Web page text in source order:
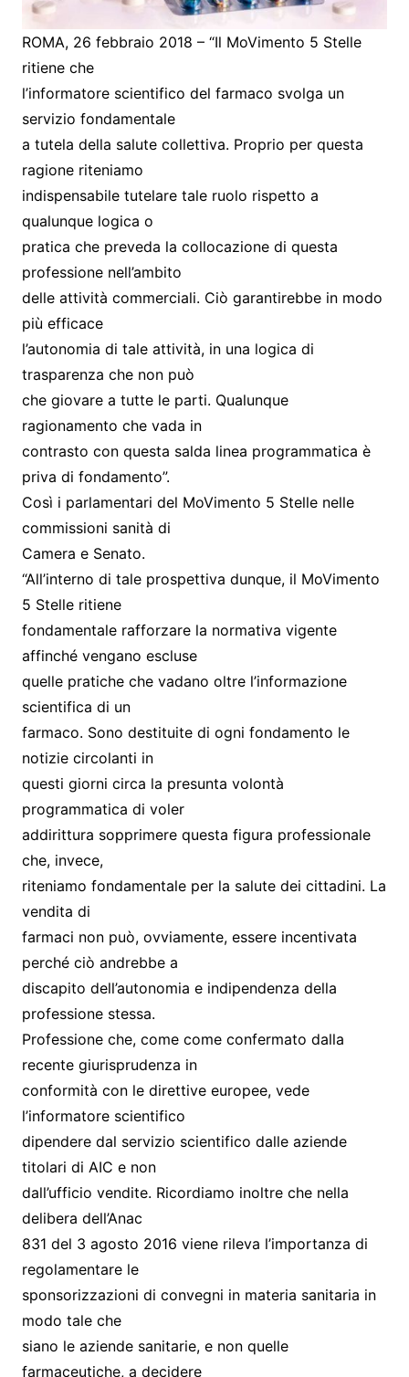
ROMA, 26 febbraio 2018 – “Il MoVimento 5 Stelle
ritiene che
l’informatore scientifico del farmaco svolga un
servizio fondamentale
a tutela della salute collettiva. Proprio per questa
ragione riteniamo
indispensabile tutelare tale ruolo rispetto a
qualunque logica o
pratica che preveda la collocazione di questa
professione nell’ambito
delle attività commerciali. Ciò garantirebbe in modo
più efficace
l’autonomia di tale attività, in una logica di
trasparenza che non può
che giovare a tutte le parti. Qualunque
ragionamento che vada in
contrasto con questa salda linea programmatica è
priva di fondamento”.
Così i parlamentari del MoVimento 5 Stelle nelle
commissioni sanità di
Camera e Senato.
“All’interno di tale prospettiva dunque, il MoVimento
5 Stelle ritiene
fondamentale rafforzare la normativa vigente
affinché vengano escluse
quelle pratiche che vadano oltre l’informazione
scientifica di un
farmaco. Sono destituite di ogni fondamento le
notizie circolanti in
questi giorni circa la presunta volontà
programmatica di voler
addirittura sopprimere questa figura professionale
che, invece,
riteniamo fondamentale per la salute dei cittadini. La
vendita di
farmaci non può, ovviamente, essere incentivata
perché ciò andrebbe a
discapito dell’autonomia e indipendenza della
professione stessa.
Professione che, come come confermato dalla
recente giurisprudenza in
conformità con le direttive europee, vede
l’informatore scientifico
dipendere dal servizio scientifico dalle aziende
titolari di AIC e non
dall’ufficio vendite. Ricordiamo inoltre che nella
delibera dell’Anac
831 del 3 agosto 2016 viene rileva l’importanza di
regolamentare le
sponsorizzazioni di convegni in materia sanitaria in
modo tale che
siano le aziende sanitarie, e non quelle
farmaceutiche, a decidere